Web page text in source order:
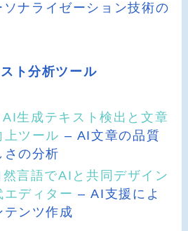
ナライゼーション技術の
ト分析ツール
生成テキスト検出と文章
上ツール – AI文章の品質
さの分析
言語でAIと共同デザイン
ディター – AI支援によ
テンツ作成